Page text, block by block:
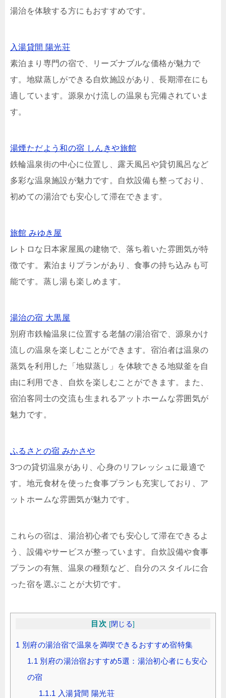
湯治を体験する方にもおすすめです。
入湯貸間 陽光荘
素泊まり専門の宿で、リーズナブルな価格が魅力で
す。地獄蒸しができる自炊施設があり、長期滞在にも
適しています。源泉かけ流しの温泉も完備されていま
す。
湯煙ただよう和の宿 しんきや旅館
鉄輪温泉街の中心に位置し、露天風呂や貸切風呂など
多彩な温泉施設が魅力です。自炊設備も整っており、
初めての湯治でも安心して滞在できます。
旅館 みゆき屋
レトロな日本家屋風の建物で、落ち着いた雰囲気が特
徴です。素泊まりプランがあり、食事の持ち込みも可
能です。蒸し湯も楽しめます。
湯治の宿 大黒屋
別府市鉄輪温泉に位置する老舗の湯治宿で、源泉かけ
流しの温泉を楽しむことができます。宿泊者は温泉の
蒸気を利用した「地獄蒸し」を体験できる地獄釜を自
由に利用でき、自炊を楽しむことができます。また、
宿泊客同士の交流も生まれるアットホームな雰囲気が
魅力です。
ふるさとの宿 みかさや
3つの貸切温泉があり、心身のリフレッシュに最適で
す。地元食材を使った食事プランも充実しており、ア
ットホームな雰囲気が魅力です。
これらの宿は、湯治初心者でも安心して滞在できるよ
う、設備やサービスが整っています。自炊設備や食事
プランの有無、温泉の種類など、自分のスタイルに合
った宿を選ぶことが大切です。
目次 [閉じる]
1 別府の湯治宿で温泉を満喫できるおすすめ宿特集
1.1 別府の湯治宿おすすめ5選：湯治初心者にも安心
の宿
1.1.1 入湯貸間 陽光荘